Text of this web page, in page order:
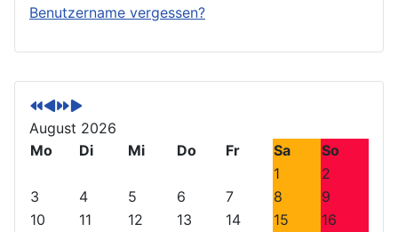
V
o
r
h
r
i
V
o
r
h
N
ä
c
N
ä
c
August 2026
Mo
Di Mi Do Fr Sa
So
1
2
3
4 5 6 7 8
9
10
11 12 13 14 15
16
Benutzername vergessen?